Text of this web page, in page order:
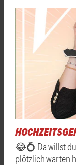
😂💍 Da willst
plötzlich warten